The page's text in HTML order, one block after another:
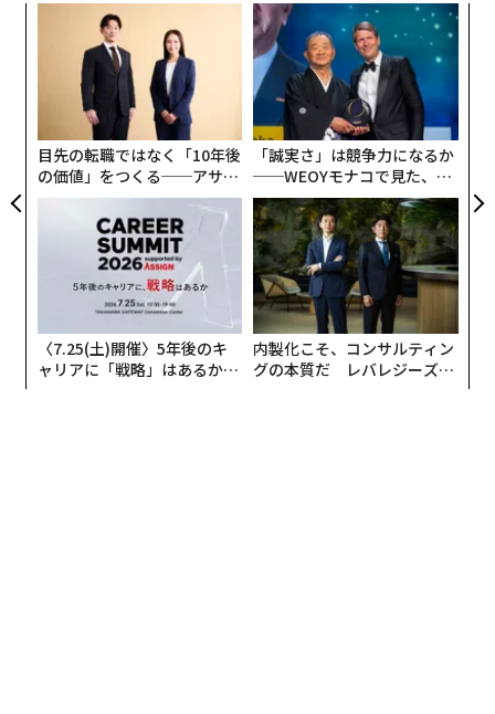
目先の転職ではなく「10年後
の価値」をつくる──アサイ
ンの長期伴走型支援とは
「誠実さ」は競争力になるか
──WEOYモナコで見た、く
ら寿司の経営哲学
〈7.25(土)開催〉5年後のキ
ャリアに「戦略」はあるか。
内製化こそ、コンサルティン
グの本質だ レバレジーズが